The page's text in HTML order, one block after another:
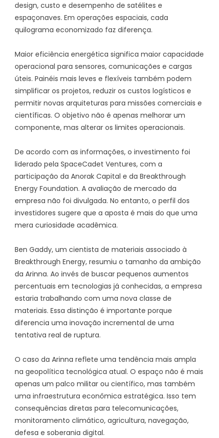
design, custo e desempenho de satélites e
espaçonaves. Em operações espaciais, cada
quilograma economizado faz diferença.
Maior eficiência energética significa maior capacidade
operacional para sensores, comunicações e cargas
úteis. Painéis mais leves e flexíveis também podem
simplificar os projetos, reduzir os custos logísticos e
permitir novas arquiteturas para missões comerciais e
científicas. O objetivo não é apenas melhorar um
componente, mas alterar os limites operacionais.
De acordo com as informações, o investimento foi
liderado pela SpaceCadet Ventures, com a
participação da Anorak Capital e da Breakthrough
Energy Foundation. A avaliação de mercado da
empresa não foi divulgada. No entanto, o perfil dos
investidores sugere que a aposta é mais do que uma
mera curiosidade acadêmica.
Ben Gaddy, um cientista de materiais associado à
Breakthrough Energy, resumiu o tamanho da ambição
da Arinna. Ao invés de buscar pequenos aumentos
percentuais em tecnologias já conhecidas, a empresa
estaria trabalhando com uma nova classe de
materiais. Essa distinção é importante porque
diferencia uma inovação incremental de uma
tentativa real de ruptura.
O caso da Arinna reflete uma tendência mais ampla
na geopolítica tecnológica atual. O espaço não é mais
apenas um palco militar ou científico, mas também
uma infraestrutura econômica estratégica. Isso tem
consequências diretas para telecomunicações,
monitoramento climático, agricultura, navegação,
defesa e soberania digital.